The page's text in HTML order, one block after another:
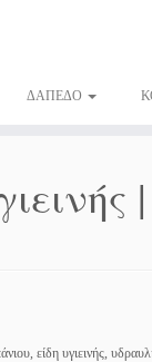
ΔΑΠΕΔΟ
είδη υγιεινής,